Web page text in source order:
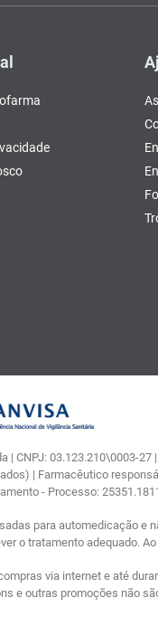
CNPJ: 03.123.210\0003-
| Farmacêutico
- Processo:
para automedicação e
o tratamento adequado.
via internet e até
e outras promoções não